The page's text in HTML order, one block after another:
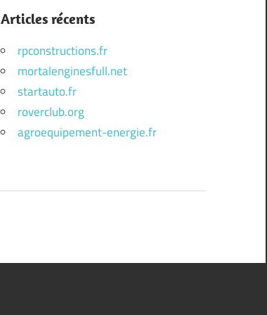
Articles récents
rpconstructions.fr
mortalenginesfull.net
startauto.fr
roverclub.org
agroequipement-energie.fr